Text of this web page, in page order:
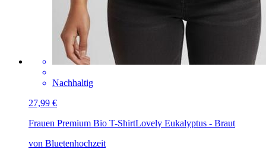
Nachhaltig
27,99 €
Frauen Premium Bio T-ShirtLovely Eukalyptus - Braut
von Bluetenhochzeit